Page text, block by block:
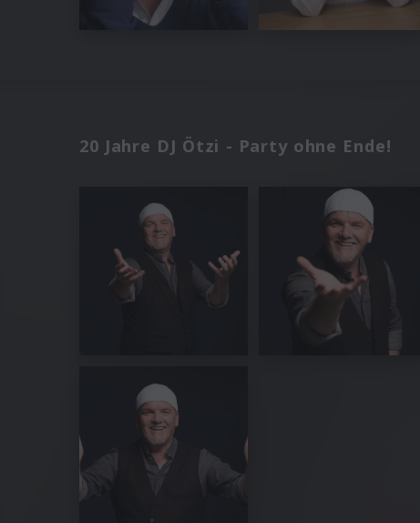
20 Jahre DJ Ötzi - Party ohne Ende!